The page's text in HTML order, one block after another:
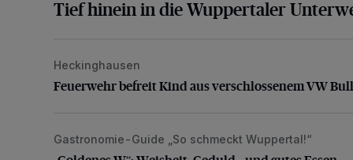
Tief hinein in die Wuppertaler
Feuerwehr befreit Kind aus verschlossenem VW Bulli
Heckinghausen
Feuerwehr befreit Kind aus verschlossenem VW
„Goldenes W“: Weisheit, Geduld – und gutes Essen
Gastronomie-Guide „So schmeckt Wuppertal!“